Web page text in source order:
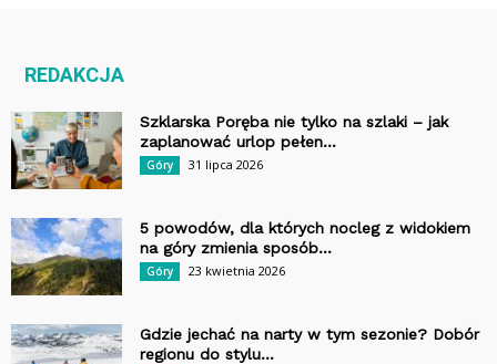
REDAKCJA
Szklarska Poręba nie tylko na szlaki – jak
zaplanować urlop pełen...
Góry 31 lipca 2026
5 powodów, dla których nocleg z widokiem
na góry zmienia sposób...
Góry 23 kwietnia 2026
Gdzie jechać na narty w tym sezonie? Dobór
regionu do stylu...